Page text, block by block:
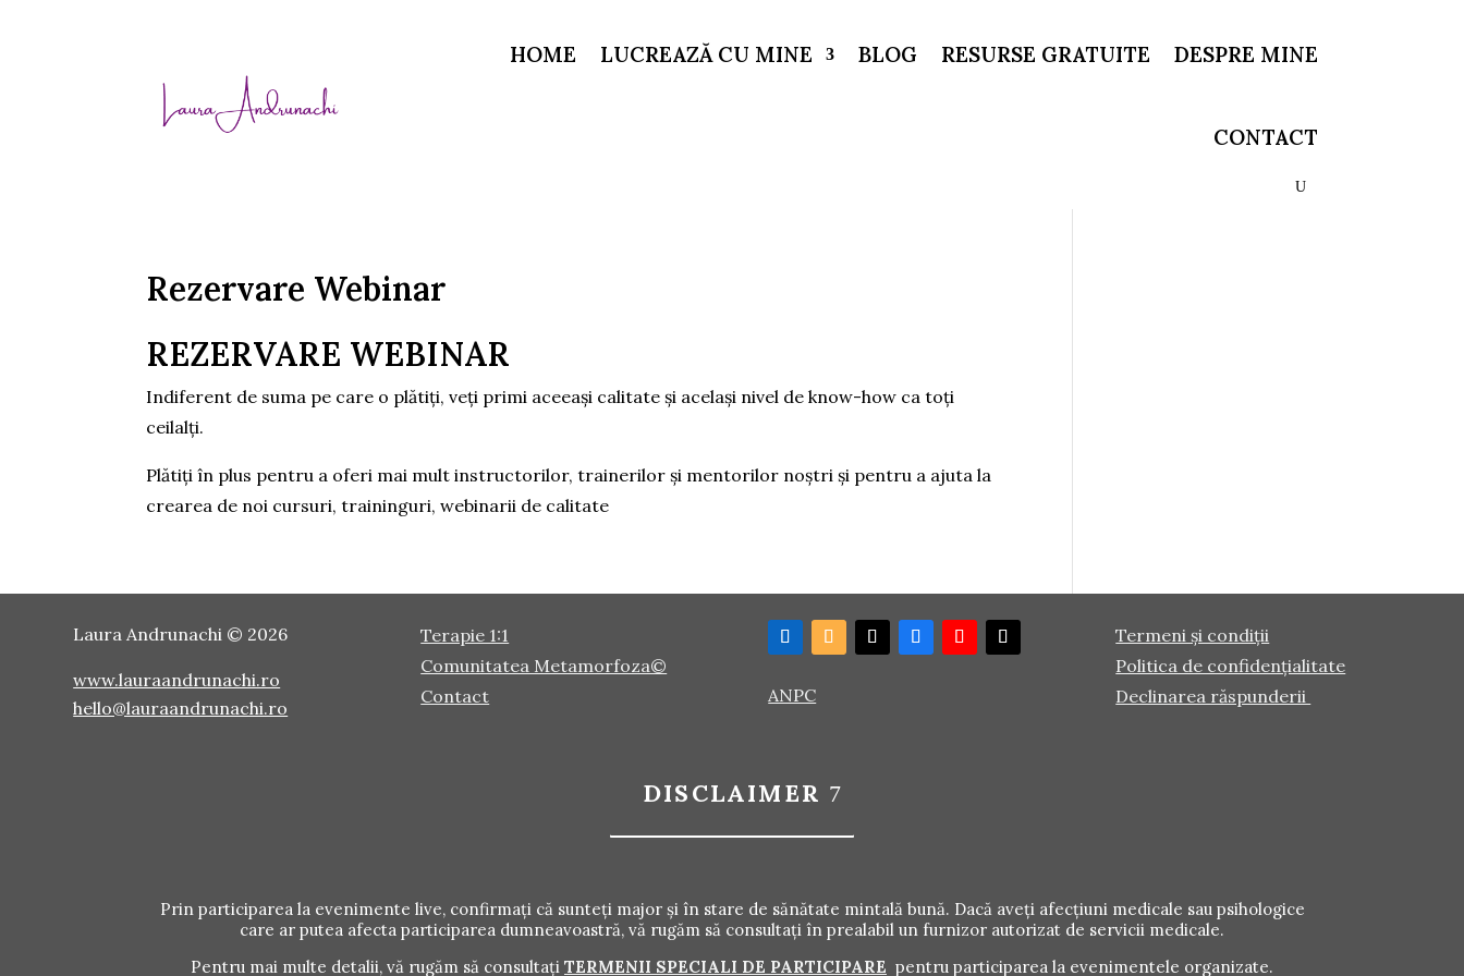
HOME LUCREAZĂ CU MINE BLOG RESURSE GRATUITE DESPRE MINE
CONTACT
Rezervare Webinar
REZERVARE WEBINAR
Indiferent de suma pe care o plătiți, veți primi aceeași calitate și același nivel de know-how ca toți
ceilalți.
Plătiți în plus pentru a oferi mai mult instructorilor, trainerilor și mentorilor noștri și pentru a ajuta la
crearea de noi cursuri, traininguri, webinarii de calitate
Laura Andrunachi © 2026
www.lauraandrunachi.ro
hello@lauraandrunachi.ro
Terapie 1:1
Comunitatea Metamorfoza©
Contact
ANPC
Termeni și condiții
Politica de confidențialitate
Declinarea răspunderii
DISCLAIMER
Prin participarea la evenimente live, confirmați că sunteți major și în stare de sănătate mintală bună. Dacă aveți afecțiuni medicale sau psihologice
care ar putea afecta participarea dumneavoastră, vă rugăm să consultați în prealabil un furnizor autorizat de servicii medicale.
Pentru mai multe detalii, vă rugăm să consultați TERMENII SPECIALI DE PARTICIPARE pentru participarea la evenimentele organizate.